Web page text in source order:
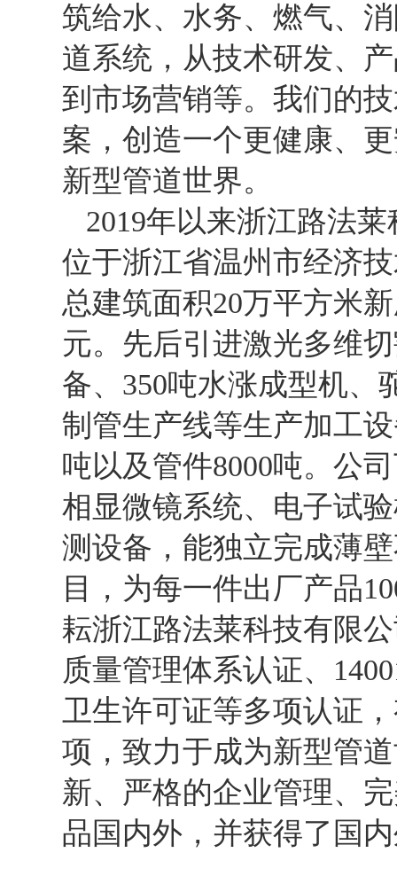
筑给水、水务、燃气、
道系统，从技术研发、
到市场营销等。我们的
案，创造一个更健康、
新型管道世界。
2019年以来浙江路法
位于浙江省温州市经济
总建筑面积20万平方米
元。先后引进激光多维
备、350吨水涨成型机、
制管生产线等生产加工
吨以及管件8000吨。公
相显微镜系统、电子试
测设备，能独立完成薄
目，为每一件出厂产品
耘浙江路法莱科技有限
质量管理体系认证、
卫生许可证等多项认证
项，致力于成为新型管
新、严格的企业管理、
品国内外，并获得了国